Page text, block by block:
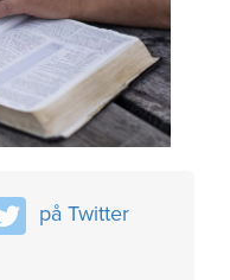
på Twitter